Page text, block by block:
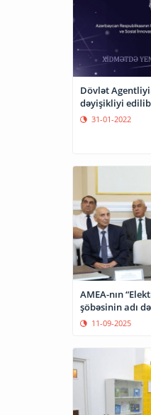
Dövlət
dəyişikliyi edilib
31-01-2022
AMEA-nın
şöbəsinin adı
11-09-2025